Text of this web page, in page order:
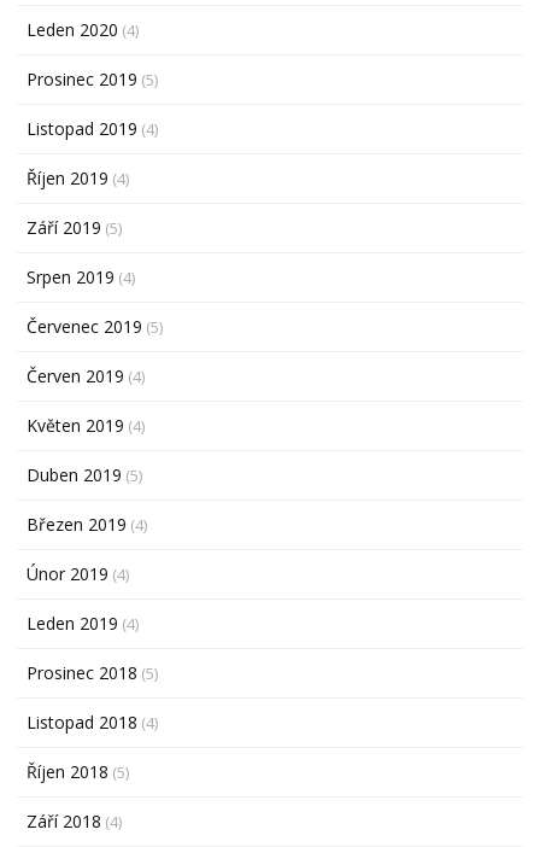
Leden 2020 (4)
Prosinec 2019 (5)
Listopad 2019 (4)
Říjen 2019 (4)
Září 2019 (5)
Srpen 2019 (4)
Červenec 2019 (5)
Červen 2019 (4)
Květen 2019 (4)
Duben 2019 (5)
Březen 2019 (4)
Únor 2019 (4)
Leden 2019 (4)
Prosinec 2018 (5)
Listopad 2018 (4)
Říjen 2018 (5)
Září 2018 (4)